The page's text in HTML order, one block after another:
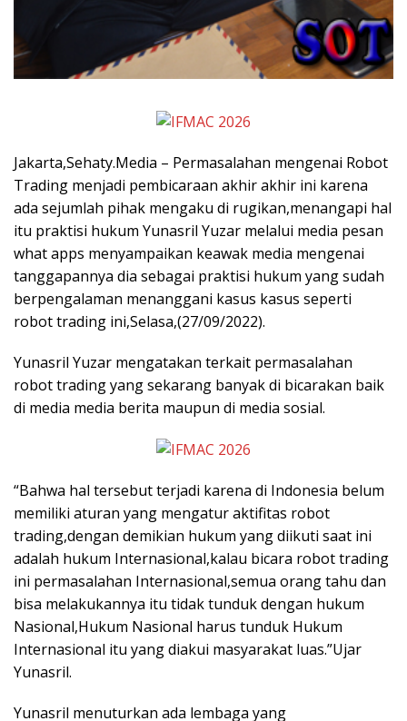
Jakarta,Sehaty.Media – Permasalahan mengenai Robot
Trading menjadi pembicaraan akhir akhir ini karena
ada sejumlah pihak mengaku di rugikan,menangapi hal
itu praktisi hukum Yunasril Yuzar melalui media pesan
what apps menyampaikan keawak media mengenai
tanggapannya dia sebagai praktisi hukum yang sudah
berpengalaman menanggani kasus kasus seperti
robot trading ini,Selasa,(27/09/2022).
Yunasril Yuzar mengatakan terkait permasalahan
robot trading yang sekarang banyak di bicarakan baik
di media media berita maupun di media sosial.
“Bahwa hal tersebut terjadi karena di Indonesia belum
memiliki aturan yang mengatur aktifitas robot
trading,dengan demikian hukum yang diikuti saat ini
adalah hukum Internasional,kalau bicara robot trading
ini permasalahan Internasional,semua orang tahu dan
bisa melakukannya itu tidak tunduk dengan hukum
Nasional,Hukum Nasional harus tunduk Hukum
Internasional itu yang diakui masyarakat luas.”Ujar
Yunasril.
Yunasril menuturkan ada lembaga yang